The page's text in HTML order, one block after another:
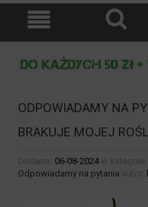
ODPOWIADAMY NA
BRAKUJE MOJEJ
Dodano: 06-08-2024 w kategorii:
Odpowiadamy na pytania autor: